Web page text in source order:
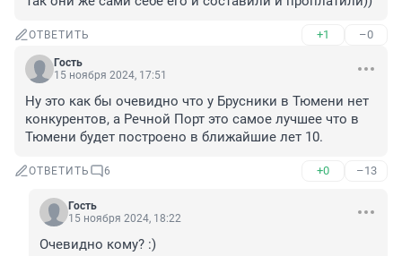
ОТВЕТИТЬ +1 –0
Гость
15 ноября 2024, 17:51
Ну это как бы очевидно что у Брусники в Тюмени нет
конкурентов, а Речной Порт это самое лучшее что в
Тюмени будет построено в ближайшие лет 10.
ОТВЕТИТЬ 6 +0 –13
Гость
15 ноября 2024, 18:22
Очевидно кому? :)